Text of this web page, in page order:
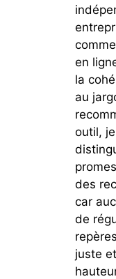
en
la
au
outil,
des
car
de
juste